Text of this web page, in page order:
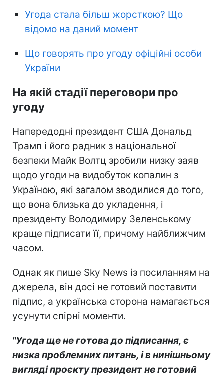
Угода стала більш жорсткою? Що
відомо на даний момент
Що говорять про угоду офіційні особи
України
На якій стадії переговори про
угоду
Напередодні президент США Дональд
Трамп і його радник з національної
безпеки Майк Волтц зробили низку заяв
щодо угоди на видобуток копалин з
Україною, які загалом зводилися до того,
що вона близька до укладення, і
президенту Володимиру Зеленському
краще підписати її, причому найближчим
часом.
Однак як пише Sky News із посиланням на
джерела, він досі не готовий поставити
підпис, а українська сторона намагається
усунути спірні моменти.
"Угода ще не готова до підписання, є
низка проблемних питань, і в нинішньому
вигляді проєкту президент не готовий